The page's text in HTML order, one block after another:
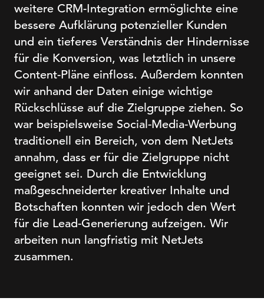
weitere CRM-Integration ermöglichte eine
bessere Aufklärung potenzieller Kunden
und ein tieferes Verständnis der Hindernisse
für die Konversion, was letztlich in unsere
Content-Pläne einfloss. Außerdem konnten
wir anhand der Daten einige wichtige
Rückschlüsse auf die Zielgruppe ziehen. So
war beispielsweise Social-Media-Werbung
traditionell ein Bereich, von dem NetJets
annahm, dass er für die Zielgruppe nicht
geeignet sei. Durch die Entwicklung
maßgeschneiderter kreativer Inhalte und
Botschaften konnten wir jedoch den Wert
für die Lead-Generierung aufzeigen. Wir
arbeiten nun langfristig mit NetJets
zusammen.